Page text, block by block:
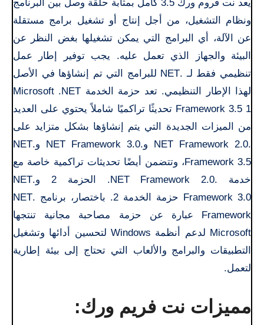
يعد نت فروم ورك 3.5 كامل بمثابة حلقة وصل بين البرنامج
ونظام التشغيل، من أجل إنتاج أو تشغيل برامج مستقلة
عن الآلة، أي البرامج التي يمكن تشغيلها بغض النظر عن
البيئة والجهاز الذي تعمل عليه. يجب توفير إطار عمل
تنظيمي فقط لـ .NET للبرامج التي تم إنشاؤها في الأصل
لهذا الإطار التنظيمي. تعد حزمة الخدمة Microsoft .NET
Framework 3.5 1 تحديثًا تراكميًا شاملاً يحتوي على العديد
من الميزات الجديدة التي يتم إنشاؤها بشكل متزايد على
.NET Framework 2.0 و.NET Framework 3.0 و.NET
Framework 3.5، وتتضمن أيضًا تحديثات تراكمية خاصة مع
خدمة .NET Framework 2.0. الحزمة 2 و.NET
Framework 3.0 حزمة الخدمة 2. باختصار، برنامج .NET
Framework عبارة عن حزمة مصاحبة مجانية تنتجها
Microsoft لدعم أنظمة Windows لتحسين أدائها وتشغيل
التطبيقات والبرامج والألعاب التي تحتاج إلى بيئة إطارية
لتعمل.
مميزات نت فريم ورك: